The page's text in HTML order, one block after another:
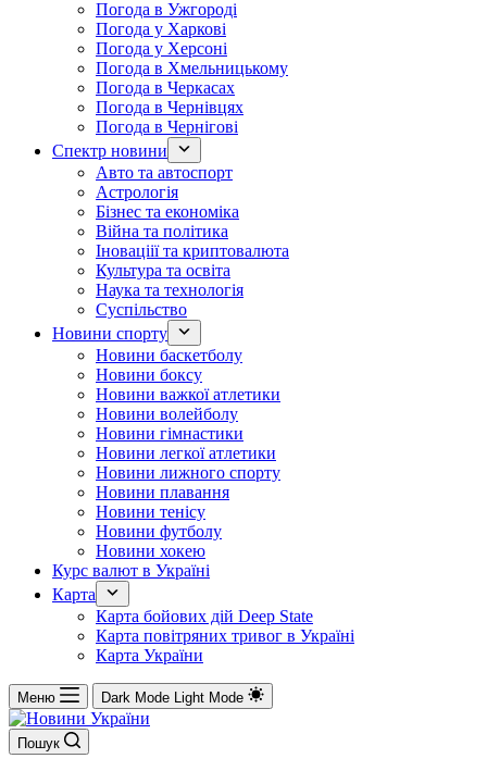
Погода в Ужгороді
Погода у Харкові
Погода у Херсоні
Погода в Хмельницькому
Погода в Черкасах
Погода в Чернівцях
Погода в Чернігові
Спектр новини
Авто та автоспорт
Астрологія
Бізнес та економіка
Війна та політика
Іноваціії та криптовалюта
Культура та освіта
Наука та технологія
Суспільство
Новини спорту
Новини баскетболу
Новини боксу
Новини важкої атлетики
Новини волейболу
Новини гімнастики
Новини легкої атлетики
Новини лижного спорту
Новини плавання
Новини тенісу
Новини футболу
Новини хокею
Курс валют в Україні
Карта
Карта бойових дій Deep State
Карта повітряних тривог в Україні
Карта України
Меню Dark Mode Light Mode
Пошук